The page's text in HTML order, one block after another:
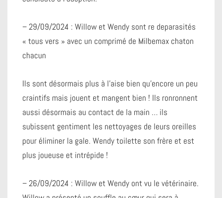
– 29/09/2024 : Willow et Wendy sont re deparasités
« tous vers » avec un comprimé de Milbemax chaton
chacun
Ils sont désormais plus à l’aise bien qu’encore un peu
craintifs mais jouent et mangent bien ! Ils ronronnent
aussi désormais au contact de la main … ils
subissent gentiment les nettoyages de leurs oreilles
pour éliminer la gale. Wendy toilette son frère et est
plus joueuse et intrépide !
– 26/09/2024 : Willow et Wendy ont vu le vétérinaire.